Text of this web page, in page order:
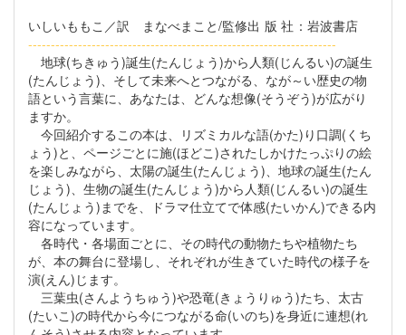
いしいももこ／訳 まなべまこと/監修出版社 ：岩波書店
--------------------------------------------------------------------
地球(ちきゅう)誕生(たんじょう)から人類(じんるい)の誕生
(たんじょう)、そして未来へとつながる、なが～い歴史の物
語という言葉に、あなたは、どんな想像(そうぞう)が広がり
ますか。
今回紹介するこの本は、リズミカルな語(かた)り口調(くち
ょう)と、ページごとに施(ほどこ)されたしかけたっぷりの絵
を楽しみながら、太陽の誕生(たんじょう)、地球の誕生(たん
じょう)、生物の誕生(たんじょう)から人類(じんるい)の誕生
(たんじょう)までを、ドラマ仕立てで体感(たいかん)できる内
容になっています。
各時代・各場面ごとに、その時代の動物たちや植物たち
が、本の舞台に登場し、それぞれが生きていた時代の様子を
演(えん)じます。
三葉虫(さんようちゅう)や恐竜(きょうりゅう)たち、太古
(たいこ)の時代から今につながる命(いのち)を身近に連想(れ